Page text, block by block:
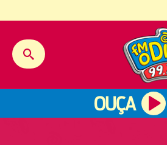
OUÇA